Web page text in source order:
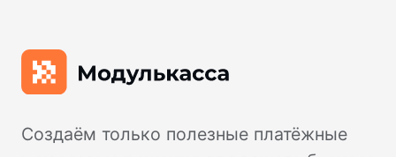
Торговое оборудование
Для курьеров
Для такси